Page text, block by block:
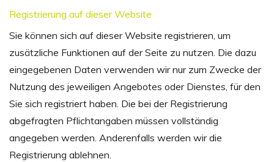
Registrierung auf dieser Website
Sie können sich auf dieser Website registrieren, um
zusätzliche Funktionen auf der Seite zu nutzen. Die dazu
eingegebenen Daten verwenden wir nur zum Zwecke der
Nutzung des jeweiligen Angebotes oder Dienstes, für den
Sie sich registriert haben. Die bei der Registrierung
abgefragten Pflichtangaben müssen vollständig
angegeben werden. Anderenfalls werden wir die
Registrierung ablehnen.